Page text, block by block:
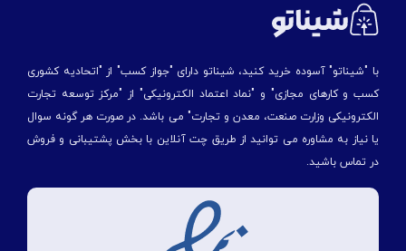
با "شیناتو" آسوده خرید کنید، شیناتو دارای "جواز کسب" از "اتحادیه کشوری
کسب و کارهای مجازی" و "نماد اعتماد الکترونیکی" از "مركز توسعه تجارت
الكترونیكی وزارت صنعت، معدن و تجارت" می باشد. در صورت هر گونه سوال
یا نیاز به مشاوره می توانید از طریق چت آنلاین با بخش پشتیبانی و فروش
در تماس باشید.